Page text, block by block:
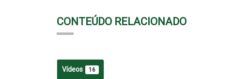
CONTEÚDO RELACIONADO
Vídeos 16